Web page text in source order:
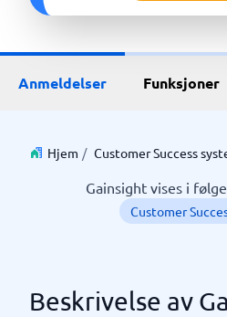
Anmeldelser Funksjoner
Hjem / Customer Success
Gainsight vises i
Customer
Beskrivelse av